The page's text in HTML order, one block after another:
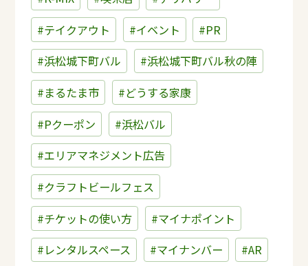
#テイクアウト
#イベント
#PR
#浜松城下町バル
#浜松城下町バル秋の陣
#まるたま市
#どうする家康
#Pクーポン
#浜松バル
#エリアマネジメント広告
#クラフトビールフェス
#チケットの使い方
#マイナポイント
#レンタルスペース
#マイナンバー
#AR